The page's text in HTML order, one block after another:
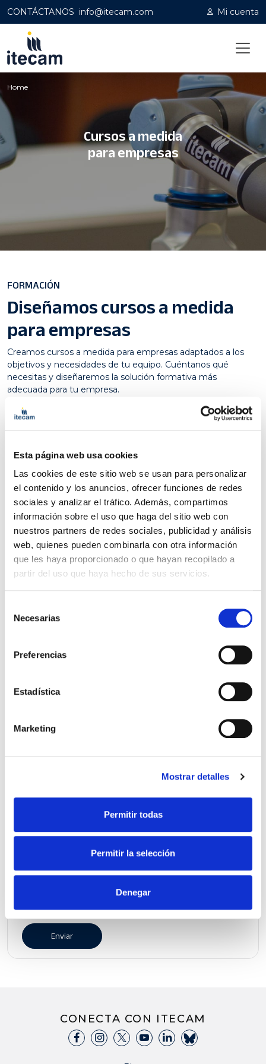
Esta página web usa cookies
Las cookies de este sitio web se usan para personalizar
el contenido y los anuncios, ofrecer funciones de redes
sociales y analizar el tráfico. Además, compartimos
información sobre el uso que haga del sitio web con
nuestros partners de redes sociales, publicidad y análisis
web, quienes pueden combinarla con otra información
que les haya proporcionado o que hayan recopilado a
partir del uso que haya hecho de sus servicios.
Necesarias
Preferencias
Estadística
Marketing
Mostrar detalles
Permitir todas
Permitir la selección
Denegar
CONTÁCTANOS info@itecam.com Mi cuenta
Home
Cursos a medida
para empresas
FORMACIÓN
Diseñamos cursos a medida
para empresas
Creamos cursos a medida para empresas adaptados a los
objetivos y necesidades de tu equipo. Cuéntanos qué
necesitas y diseñaremos la solución formativa más
adecuada para tu empresa.
Cuéntanos tu necesidad
Nombre Completo*
DNI*
Empresa*
Provincia*
política y condiciones de
CONECTA CON ITECAM